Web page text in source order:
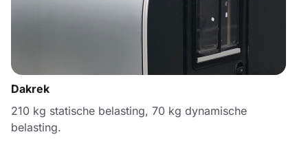
Dakrek
210 kg statische belasting, 70 kg dynamische
belasting.